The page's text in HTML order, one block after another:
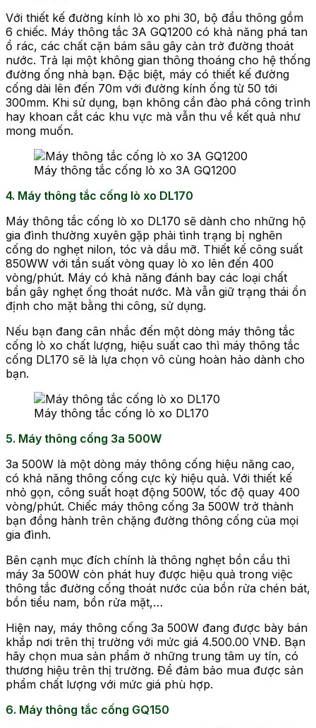
Với thiết kế đường kính lò xo phi 30, bộ đầu thông gồm
6 chiếc. Máy thông tắc 3A GQ1200 có khả năng phá tan
ổ rác, các chất cặn bám sâu gây cản trở đường thoát
nước. Trả lại một không gian thông thoáng cho hệ thống
đường ống nhà bạn. Đặc biệt, máy có thiết kế đường
cống dài lên đến 70m với đường kính ống từ 50 tới
300mm. Khi sử dụng, bạn không cần đào phá công trình
hay khoan cắt các khu vực mà vẫn thu về kết quả như
mong muốn.
Máy thông tắc cống lò xo 3A GQ1200
4. Máy thông tắc cống lò xo DL170
Máy thông tắc cống lò xo DL170 sẽ dành cho những hộ
gia đình thường xuyên gặp phải tình trạng bị nghẽn
cống do nghẹt nilon, tóc và dầu mỡ. Thiết kế công suất
850WW với tần suất vòng quay lò xo lên đến 400
vòng/phút. Máy có khả năng đánh bay các loại chất
bẩn gây nghẹt ống thoát nước. Mà vẫn giữ trạng thái ổn
định cho mặt bằng thi công, sử dụng.
Nếu bạn đang cân nhắc đến một dòng máy thông tắc
cống lò xo chất lượng, hiệu suất cao thì máy thông tắc
cống DL170 sẽ là lựa chọn vô cùng hoàn hảo dành cho
bạn.
Máy thông tắc cống lò xo DL170
5. Máy thông cống 3a 500W
3a 500W là một dòng máy thông cống hiệu năng cao,
có khả năng thông cống cực kỳ hiệu quả. Với thiết kế
nhỏ gọn, công suất hoạt động 500W, tốc độ quay 400
vòng/phút. Chiếc máy thông cống 3a 500W trở thành
bạn đồng hành trên chặng đường thông cống của mọi
gia đình.
Bên cạnh mục đích chính là thông nghẹt bồn cầu thì
máy 3a 500W còn phát huy được hiệu quả trong việc
thông tắc đường cống thoát nước của bồn rửa chén bát,
bồn tiểu nam, bồn rửa mặt,…
Hiện nay, máy thông cống 3a 500W đang được bày bán
khắp nơi trên thị trường với mức giá 4.500.00 VNĐ. Bạn
hãy chọn mua sản phẩm ở những trung tâm uy tín, có
thương hiệu trên thị trường. Để đảm bảo mua được sản
phẩm chất lượng với mức giá phù hợp.
6. Máy thông tắc cống GQ150